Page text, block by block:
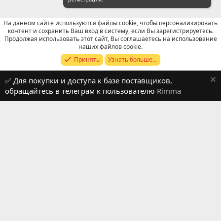
WeChat: Общие вопросы
Russian (RU)
Обратная связь
Условия и правила
Политика конфиденциальности
Помощь
R
На данном сайте используются файлы cookie, чтобы персонализировать
контент и сохранить Ваш вход в систему, если Вы зарегистрируетесь.
Продолжая использовать этот сайт, Вы соглашаетесь на использование
наших файлов cookie.
Принять
Узнать больше...
✅ Для покупки и доступа к базе поставщиков,
обращайтесь в телеграм к пользователю Rimma